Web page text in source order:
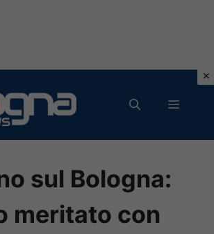
MENU
sul Bologna:
meritato con